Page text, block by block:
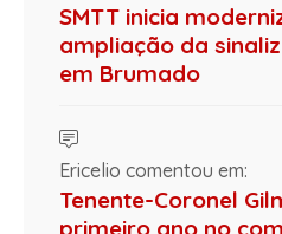
SMTT inicia
ampliação da
em Brumado
Ericelio comentou em:
Tenente-Coronel
primeiro ano no